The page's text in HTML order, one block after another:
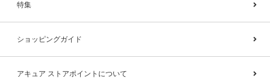
特集
ショッピングガイド
アキュア ストアポイントについて